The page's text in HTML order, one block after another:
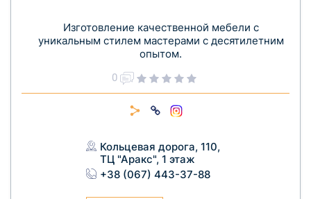
Изготовление качественной мебели с
уникальным стилем мастерами с десятилетним
опытом.
0
Кольцевая дорога, 110,
ТЦ "Аракс", 1 этаж
+38 (067) 443-37-88